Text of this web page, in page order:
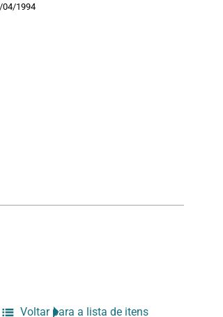
04/1994
Voltar para a lista de itens